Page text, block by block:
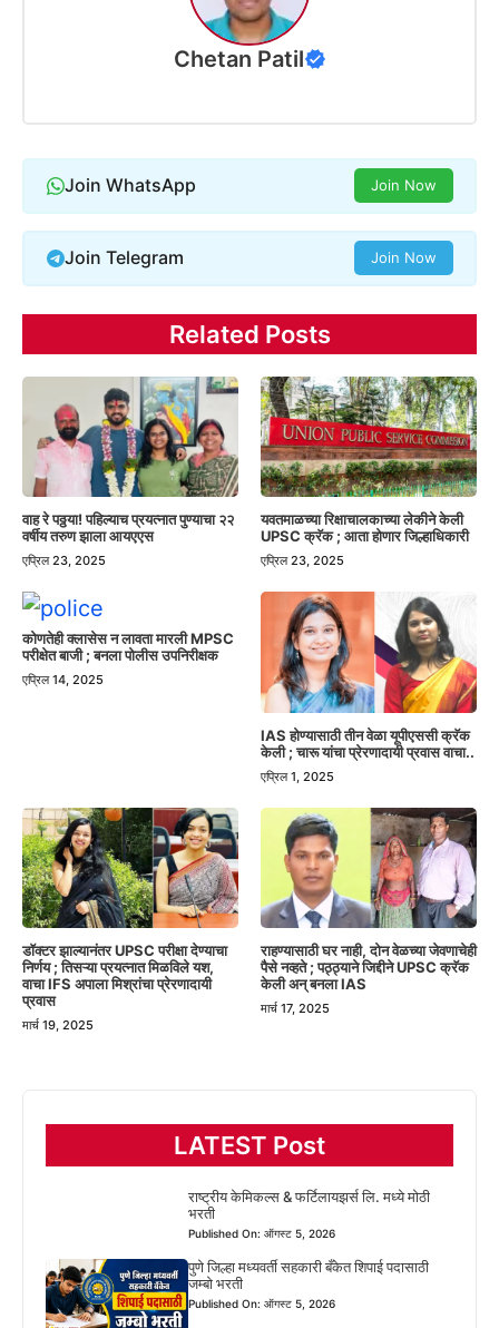
Chetan Patil
Join WhatsApp Join Now
Join Telegram Join Now
Related Posts
वाह रे पठ्ठया! पहिल्याच प्रयत्नात पुण्याचा २२
वर्षीय तरुण झाला आयएएस
एप्रिल 23, 2025
यवतमाळच्या रिक्षाचालकाच्या लेकीने केली
UPSC क्रॅक ; आता होणार जिल्हाधिकारी
एप्रिल 23, 2025
कोणतेही क्लासेस न लावता मारली MPSC
परीक्षेत बाजी ; बनला पोलीस उपनिरीक्षक
एप्रिल 14, 2025
IAS होण्यासाठी तीन वेळा यूपीएससी क्रॅक
केली ; चारू यांचा प्रेरणादायी प्रवास वाचा..
एप्रिल 1, 2025
डॉक्टर झाल्यानंतर UPSC परीक्षा देण्याचा
निर्णय ; तिसऱ्या प्रयत्नात मिळविले यश,
वाचा IFS अपाला मिश्रांचा प्रेरणादायी
प्रवास
मार्च 19, 2025
राहण्यासाठी घर नाही, दोन वेळच्या जेवणाचेही
पैसे नव्हते ; पठ्ठ्याने जिद्दीने UPSC क्रॅक
केली अन् बनला IAS
मार्च 17, 2025
LATEST Post
राष्ट्रीय केमिकल्स & फर्टिलायझर्स लि. मध्ये मोठी
भरती
Published On: ऑगस्ट 5, 2026
पुणे जिल्हा मध्यवर्ती सहकारी बँकेत शिपाई पदासाठी
जम्बो भरती
Published On: ऑगस्ट 5, 2026